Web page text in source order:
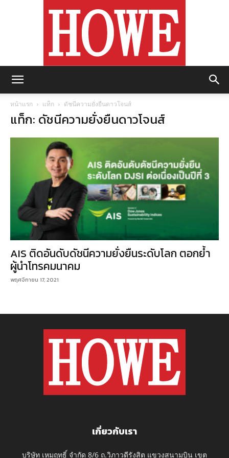
หน้าแรก แท็ก ดัชนีความยั่งยืนดาวโจนส์
แท็ก: ดัชนีความยั่งยืนดาวโจนส์
AIS ติดอันดับดัชนีความยั่งยืนระดับโลก ตอกย้ำ
ผู้นำโทรคมนาคม
พฤศจิกายน 17, 2021
เกี่ยวกับเรา
บริษัท เหมฤทธิ์ จำกัด 8/6 ถ.วิภาวดีรังสิต แขวงสนามบิน เขต